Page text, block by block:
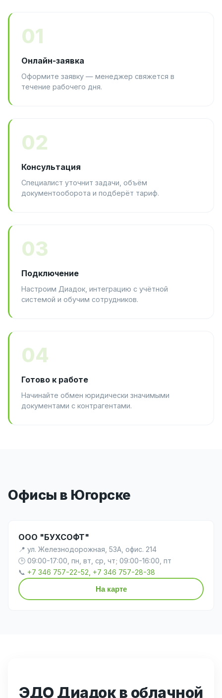
01
Онлайн-заявка
Оформите заявку — менеджер свяжется в
течение рабочего дня.
02
Консультация
Специалист уточнит задачи, объём
документооборота и подберёт тариф.
03
Подключение
Настроим Диадок, интеграцию с учётной
системой и обучим сотрудников.
04
Готово к работе
Начинайте обмен юридически значимыми
документами с контрагентами.
Офисы в Югорске
ООО "БУХСОФТ"
📍 ул. Железнодорожная, 53А, офис. 214
🕒 09:00-17:00, пн, вт, ср, чт; 09:00-16:00, пт
📞 +7 346 757-22-52, +7 346 757-28-38
На карте
ЭДО Диадок в облачной